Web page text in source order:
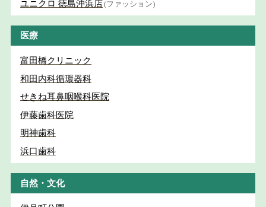
ユニクロ 徳島沖浜店(ファッション)
医療
富田橋クリニック
和田内科循環器科
せきね耳鼻咽喉科医院
伊藤歯科医院
明神歯科
浜口歯科
自然・文化